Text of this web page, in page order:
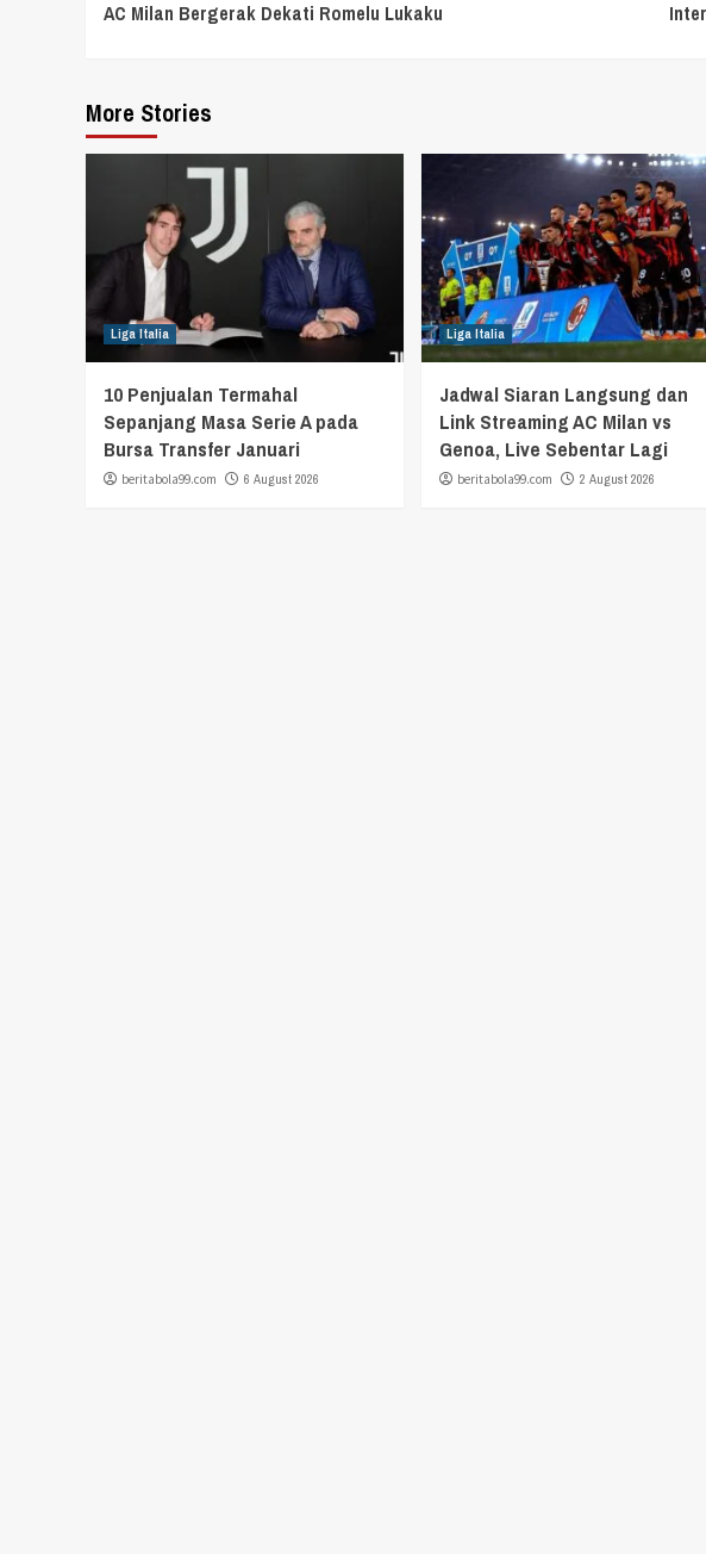
Reading
AC Milan Bergerak Dekati Romelu Lukaku
More Stories
Liga Italia
10 Penjualan Termahal
Sepanjang Masa Serie A pada
Bursa Transfer Januari
beritabola99.com 6 August 2026
Liga Italia
Jadwal Siaran Langsung dan
Link Streaming AC Milan vs
Genoa, Live Sebentar Lagi
beritabola99.com 2 August 2026